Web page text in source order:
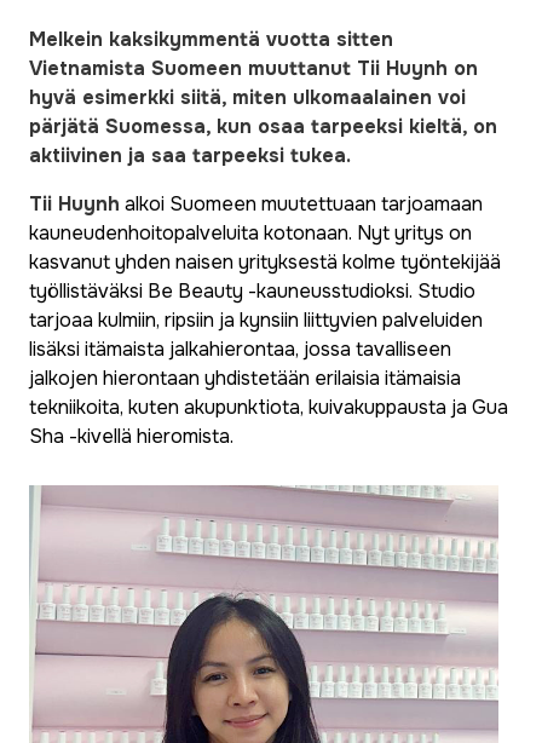
Melkein kaksikymmentä vuotta sitten
Vietnamista Suomeen muuttanut Tii Huynh on
hyvä esimerkki siitä, miten ulkomaalainen voi
pärjätä Suomessa, kun osaa tarpeeksi kieltä, on
aktiivinen ja saa tarpeeksi tukea.
Tii Huynh alkoi Suomeen muutettuaan tarjoamaan
kauneudenhoitopalveluita kotonaan. Nyt yritys on
kasvanut yhden naisen yrityksestä kolme työntekijää
työllistäväksi Be Beauty -kauneusstudioksi. Studio
tarjoaa kulmiin, ripsiin ja kynsiin liittyvien palveluiden
lisäksi itämaista jalkahierontaa, jossa tavalliseen
jalkojen hierontaan yhdistetään erilaisia itämaisia
tekniikoita, kuten akupunktiota, kuivakuppausta ja Gua
Sha -kivellä hieromista.